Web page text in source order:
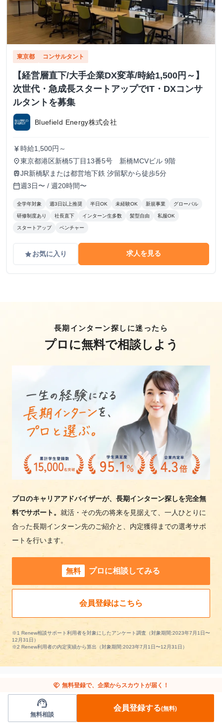
東京都 コンサルタント
【経営層直下/大手企業DX変革/時給1,500円～】
次世代・急成長スタートアップでIT・DXコンサ
ルタントを募集
Bluefield Energy株式会社
currency_yen 時給1,500円～
place東京都港区新橋5丁目13番5号 新橋MCVビル 9階
trainJR新橋駅または都営地下鉄 汐留駅から徒歩5分
calendar_today週3日〜 / 週20時間〜
全学年対象 週3日以上推奨 半日OK 未経験OK 新規事業 グローバル
研修制度あり 社長直下 インターン生多数 髪型自由 私服OK
スタートアップ ベンチャー
gradeお気に入り 求人を見る
長期インターン探しに迷ったら
プロに無料で相談しよう
プロのキャリアアドバイザーが、長期インターン探しを完全無
料でサポート。 就活・その先の将来を見据えて、一人ひとりに
合った長期インターン先のご紹介と、内定獲得までの選考サポ
ートを行います。
無料 プロに相談してみる
会員登録はこちら
※1 Renew相談サポート利用者を対象にしたアンケート調査（対象期間:2023年7月1日〜
12月31日）
※2 Renew利用者の内定実績から算出（対象期間:2023年7月1日〜12月31日）
他の条件から長期インターンを探す
handshake 無料登録で、企業からスカウトが届く！
support_agent
無料相談
会員登録する(無料)